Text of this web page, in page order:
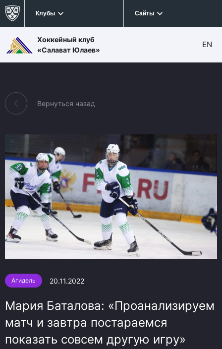
Клубы Сайты
Хоккейный клуб
«Салават Юлаев»
EN
Вернуться назад
Агидель 20.11.2022
Мария Баталова: «Проанализируем
матч и завтра постараемся
показать совсем другую игру»